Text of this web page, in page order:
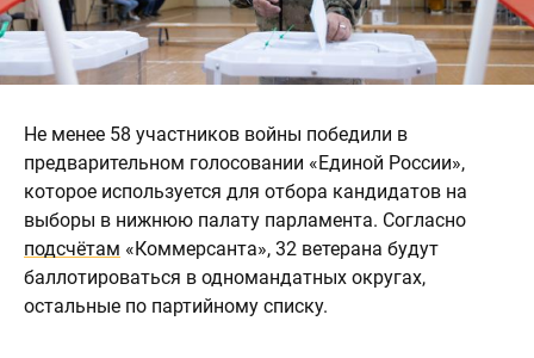
Не менее 58 участников войны победили в
предварительном голосовании «Единой России»,
которое используется для отбора кандидатов на
выборы в нижнюю палату парламента. Согласно
подсчётам «Коммерсанта», 32 ветерана будут
баллотироваться в одномандатных округах,
остальные по партийному списку.